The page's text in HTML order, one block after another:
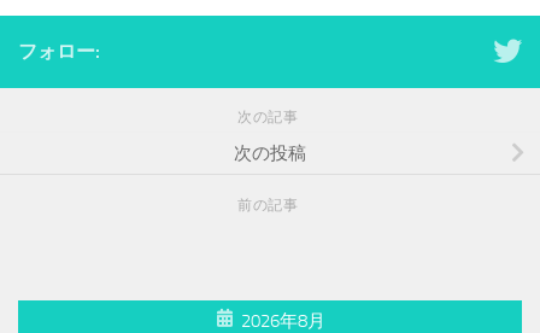
フォロー:
次の記事
次の投稿
前の記事
2026年8月